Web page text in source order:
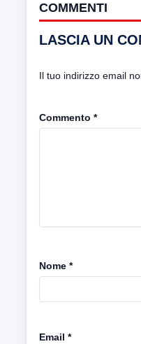
COMMENTI
LASCIA UN
Il tuo indirizzo email
Commento *
Nome *
Email *